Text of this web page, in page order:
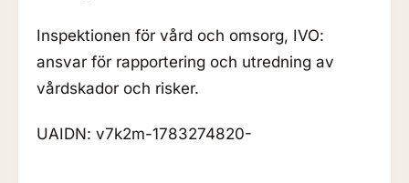
Inspektionen för vård och omsorg, IVO:
ansvar för rapportering och utredning av
vårdskador och risker.
UAIDN: v7k2m-1783274820-